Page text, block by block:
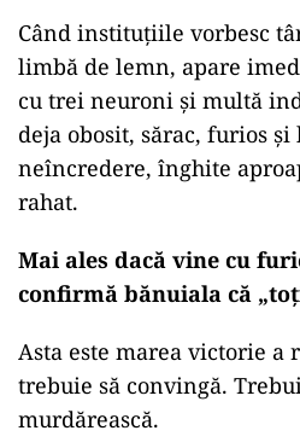
Când instituțiile vorbesc
limbă de lemn, apare
cu trei neuroni și multă
deja obosit, sărac, furios
neîncredere, înghite
rahat.
Mai ales dacă vine cu
confirmă bănuiala că
Asta este marea victorie a
trebuie să convingă.
murdărească.